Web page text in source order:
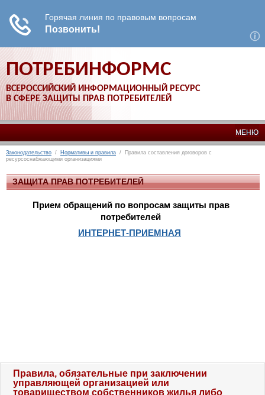
ПОТРЕБИНФОРМС
ВСЕРОССИЙСКИЙ ИНФОРМАЦИОННЫЙ РЕСУРС
В СФЕРЕ ЗАЩИТЫ ПРАВ ПОТРЕБИТЕЛЕЙ
МЕНЮ
Законодательство / Нормативы и правила / Правила составления договоров с
ресурсоснабжающими организациями
ЗАЩИТА ПРАВ ПОТРЕБИТЕЛЕЙ
Прием обращений по вопросам защиты прав
потребителей
ИНТЕРНЕТ-ПРИЕМНАЯ
Правила, обязательные при заключении
управляющей организацией или
товариществом собственников жилья либо